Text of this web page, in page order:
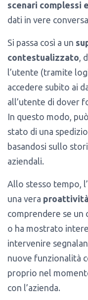
scenari complessi
dati in vere
Si passa così a un
contestualizzato,
l’utente (tramite
accedere subito ai
all’utente di dover
In questo modo,
stato di una
basandosi sullo
aziendali.
Allo stesso tempo,
una vera
comprendere se un
o ha mostrato
intervenire
nuove funzionalità
proprio nel
con l’azienda.